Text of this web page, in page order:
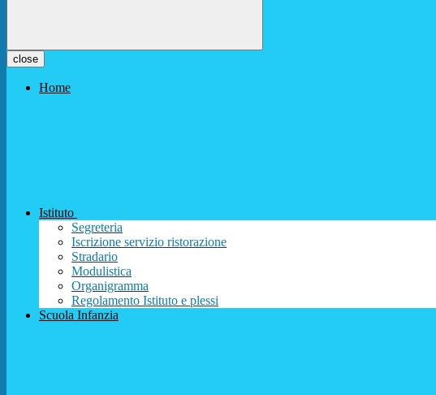
close
Home
Istituto
Segreteria
Iscrizione servizio ristorazione
Stradario
Modulistica
Organigramma
Regolamento Istituto e plessi
Scuola Infanzia